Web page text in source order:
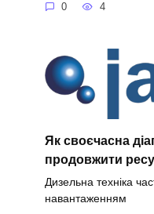
0 4
Як своєчасна
продовжити
Дизельна техніка
навантаженням